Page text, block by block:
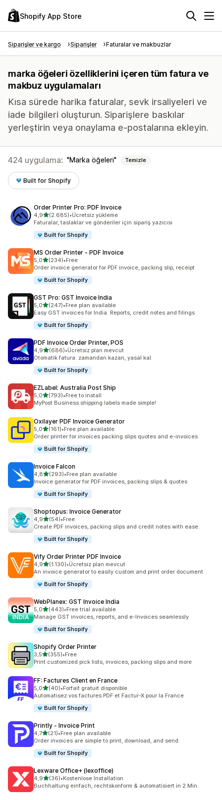
Shopify App Store
Siparişler ve kargo Siparişler Faturalar ve makbuzlar
marka öğeleri özelliklerini içeren tüm fatura ve
makbuz uygulamaları
Kısa sürede harika faturalar, sevk irsaliyeleri ve
iade bilgileri oluşturun. Siparişlere baskılar
yerleştirin veya onaylama e-postalarına ekleyin.
424 uygulama: Marka öğeleri Temizle
Built for Shopify
Order Printer Pro: PDF Invoice
4,95 yıldız üzerinden
(2.685)
toplam 2685 değerlendirme
•Ücretsiz yükleme
Faturalar, taslaklar ve gönderiler için sipariş yazıcısı
Built for Shopify
MS Order Printer ‑ PDF Invoice
5,05 yıldız üzerinden
(234)
toplam 234 değerlendirme
•Free
Order invoice generator for PDF invoice, packing slip, receipt
Built for Shopify
GST Pro: GST Invoice India
5,05 yıldız üzerinden
(247)
toplam 247 değerlendirme
•Free plan available
Easy GST invoices for India. Reports, credit notes and filings
Built for Shopify
PDF Invoice Order Printer, POS
4,95 yıldız üzerinden
(686)
toplam 686 değerlendirme
•Ücretsiz plan mevcut
Otomatik fatura: zamandan kazan, yasal kal.
Built for Shopify
EZLabel: Australia Post Ship
5,05 yıldız üzerinden
(793)
toplam 793 değerlendirme
•Free to install
MyPost Business shipping labels made simple!
Oxilayer PDF Invoice Generator
5,05 yıldız üzerinden
(161)
toplam 161 değerlendirme
•Free plan available
Order printer for invoices packing slips quotes and e-invoices
Built for Shopify
Invoice Falcon
4,85 yıldız üzerinden
(293)
toplam 293 değerlendirme
•Free plan available
Invoice generator for PDF invoices, packing slips & quotes
Built for Shopify
Shoptopus: Invoice Generator
4,95 yıldız üzerinden
(54)
toplam 54 değerlendirme
•Free
Create PDF invoices, packing slips and credit notes with ease.
Built for Shopify
Vify Order Printer PDF Invoice
4,95 yıldız üzerinden
(1.130)
toplam 1130 değerlendirme
•Ücretsiz plan mevcut
An invoice generator to easily custom and print order document
Built for Shopify
WebPlanex: GST Invoice India
5,05 yıldız üzerinden
(443)
toplam 443 değerlendirme
•Free trial available
Manage GST invoices, reports, and e-Invoices seamlessly
Built for Shopify
Shopify Order Printer
3,55 yıldız üzerinden
(355)
toplam 355 değerlendirme
•Free
Print customized pick lists, invoices, packing slips and more
FF: Factures Client en France
5,05 yıldız üzerinden
(40)
toplam 40 değerlendirme
•Forfait gratuit disponible
Automatisez vos factures PDF et Factur-X pour la France
Built for Shopify
Printly ‑ Invoice Print
4,75 yıldız üzerinden
(21)
toplam 21 değerlendirme
•Free plan available
Order invoices are simple to print, download, and send.
Built for Shopify
Lexware Office+ (lexoffice)
4,95 yıldız üzerinden
(36)
toplam 36 değerlendirme
•Kostenlose Installation
Buchhaltung einfach, rechtskonform & automatisiert in 2 Min.